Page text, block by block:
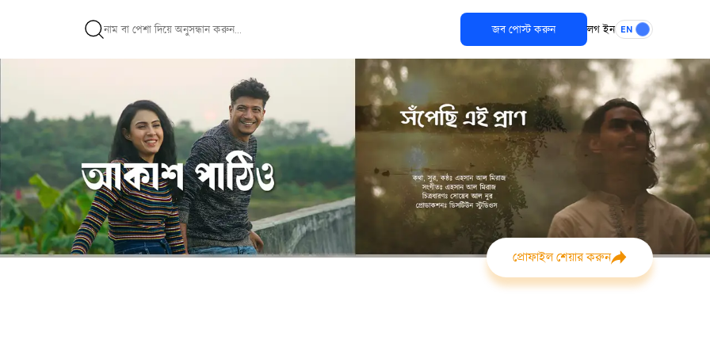
জব পোস্ট করুন লগ ইন EN
প্রোফাইল শেয়ার করুন